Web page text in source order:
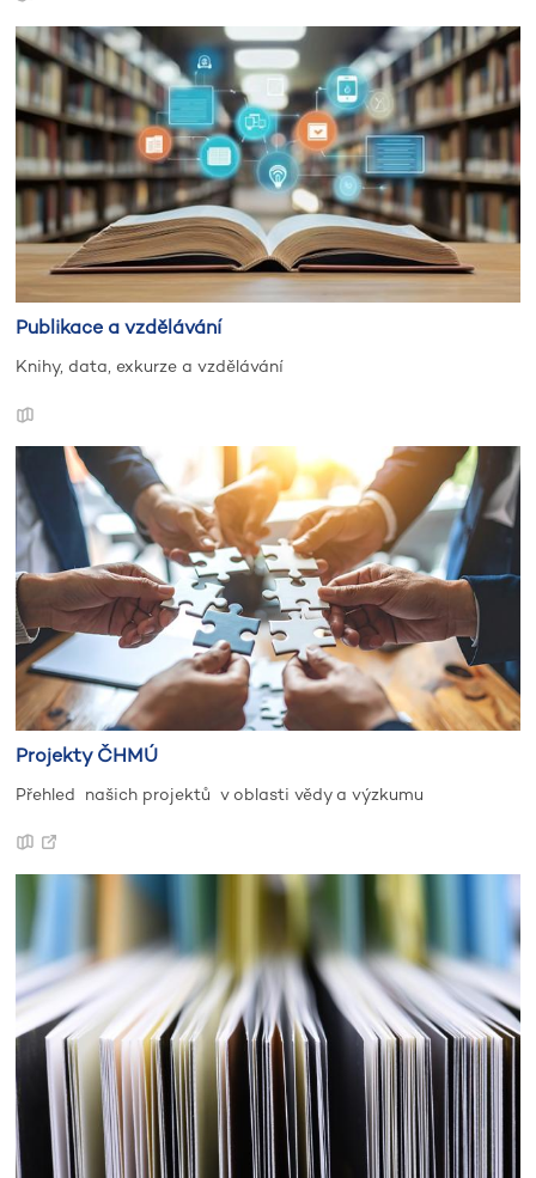
Publikace a vzdělávání
Knihy, data, exkurze a vzdělávání
Projekty ČHMÚ
Přehled našich projektů v oblasti vědy a výzkumu